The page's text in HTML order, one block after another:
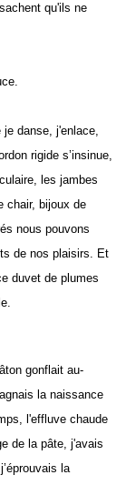
qu'ils ne
danse, j'enlace,
rigide s’insinue,
les jambes
chair, bijoux de
nous pouvons
de nos plaisirs. Et
duvet de plumes
gonflait au-
la naissance
l'effluve chaude
de la pâte, j'avais
la